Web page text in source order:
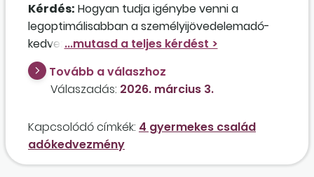
Kérdés: Hogyan tudja igénybe venni a
legoptimálisabban a személyijövedelemadó-
kedvezményeket egy házaspár, akik közösen
nevelik 4 kiskorú gyermeküket, mindketten
munkaviszonyban dolgoznak, a férj havi bruttó
munkabére 700.000 forint, a feleségé pedig
Tovább a válaszhoz
Válaszadás: 2026. március 3.
Kapcsolódó címkék: 4 gyermekes család
adókedvezmény